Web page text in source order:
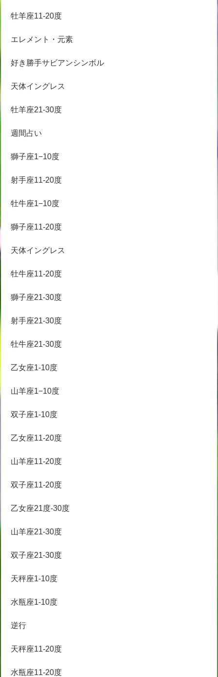
牡羊座11-20度
エレメント・元素
好き勝手サビアンシンボル
天体イングレス
牡羊座21-30度
週間占い
獅子座1−10度
射手座11-20度
牡牛座1−10度
獅子座11-20度
天体イングレス
牡牛座11-20度
獅子座21-30度
射手座21-30度
牡牛座21-30度
乙女座1-10度
山羊座1−10度
双子座1-10度
乙女座11-20度
山羊座11-20度
双子座11-20度
乙女座21度-30度
山羊座21-30度
双子座21-30度
天秤座1-10度
水瓶座1-10度
逆行
天秤座11-20度
水瓶座11-20度